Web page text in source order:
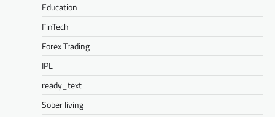
Education
FinTech
Forex Trading
IPL
ready_text
Sober living